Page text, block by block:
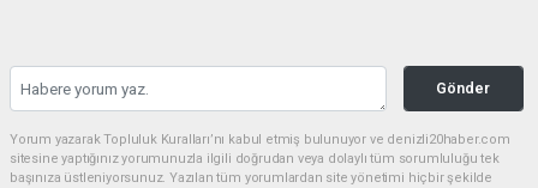
Gönder
Yorum yazarak Topluluk Kuralları’nı kabul etmiş bulunuyor ve denizli20haber.com
sitesine yaptığınız yorumunuzla ilgili doğrudan veya dolaylı tüm sorumluluğu tek
başınıza üstleniyorsunuz. Yazılan tüm yorumlardan site yönetimi hiçbir şekilde